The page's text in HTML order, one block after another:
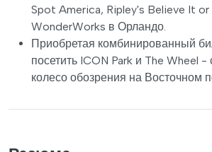
Spot America, Ripley's Believe It
WonderWorks в Орландо.
Приобретая комбинированный
посетить ICON Park и The Wheel
колесо обозрения на Восточном